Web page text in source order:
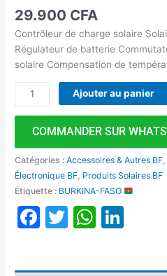
29.900 CFA
Contrôleur de charge solaire
Régulateur de batterie
solaire Compensation de
Ajouter au panier
COMMANDER SUR
Catégories :Accessoires & Autres BF,
Électronique BF, Produits Solaires BF
Étiquette : BURKINA-FASO
Facebook
Twitter